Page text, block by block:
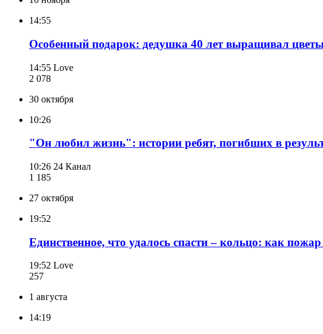
14:55
Особенный подарок: дедушка 40 лет выращивал
14:55 Love
2 078
30 октября
10:26
"Он любил жизнь": истории ребят, погибших в
10:26 24 Канал
1 185
27 октября
19:52
Единственное, что удалось спасти – кольцо: как
19:52 Love
257
1 августа
14:19